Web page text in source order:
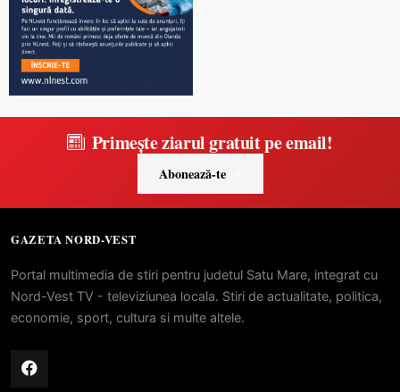
Primește ziarul gratuit pe email!
Abonează-te
GAZETA NORD-VEST
Portal multimedia de stiri pentru judetul Satu Mare, integrat cu
Nord-Vest TV - televiziunea locala. Stiri de actualitate, politica,
economie, sport, cultura si multe altele.